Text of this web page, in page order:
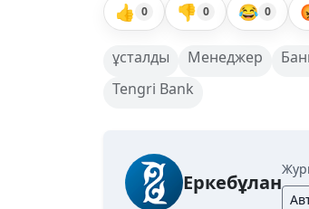
👍 0 👎 0 😂 0
ұсталды Менеджер
Tengri Bank
Еркебұлан